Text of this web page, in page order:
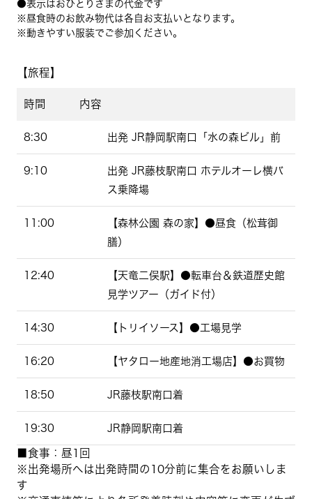
【旅程】
時間 内容
8:30 出発 JR静岡駅南口「水の森ビル」前
9:10
出発 JR藤枝駅南口 ホテルオーレ横バ
ス乗降場
11:00
【森林公園 森の家】●昼食（松茸御
膳）
12:40
【天竜二俣駅】●転車台＆鉄道歴史館
見学ツアー（ガイド付）
14:30 【トリイソース】●工場見学
16:20 【ヤタロー地産地消工場店】●お買物
18:50 JR藤枝駅南口着
19:30 JR静岡駅南口着
■食事：昼1回
※出発場所へは出発時間の10分前に集合をお願いしま
す
●表示はおひとりさまの代金です
※昼食時のお飲み物代は各自お支払いとなります。
※動きやすい服装でご参加ください。